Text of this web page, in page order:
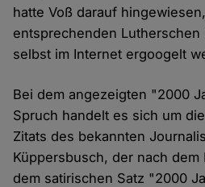
hatte Voß darauf
entsprechenden Lutherschen
selbst im Internet ergoogelt
Bei dem angezeigten "2000
Spruch handelt es sich um
Zitats des bekannten
Küppersbusch, der nach
dem satirischen Satz "2000